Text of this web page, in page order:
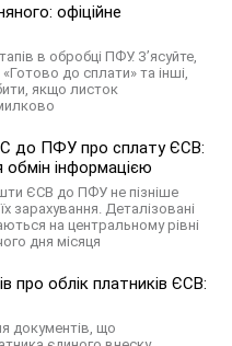
офіційне
в обробці ПФУ. З’ясуйте,
до сплати» та інші,
якщо листок
до ПФУ про сплату ЄСВ:
інформацією
ЄСВ до ПФУ не пізніше
зарахування. Деталізовані
на центральному рівні
дня місяця
про облік платників ЄСВ:
документів, що